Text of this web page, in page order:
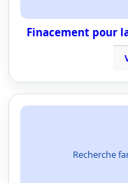
Finacement pour
Recherche